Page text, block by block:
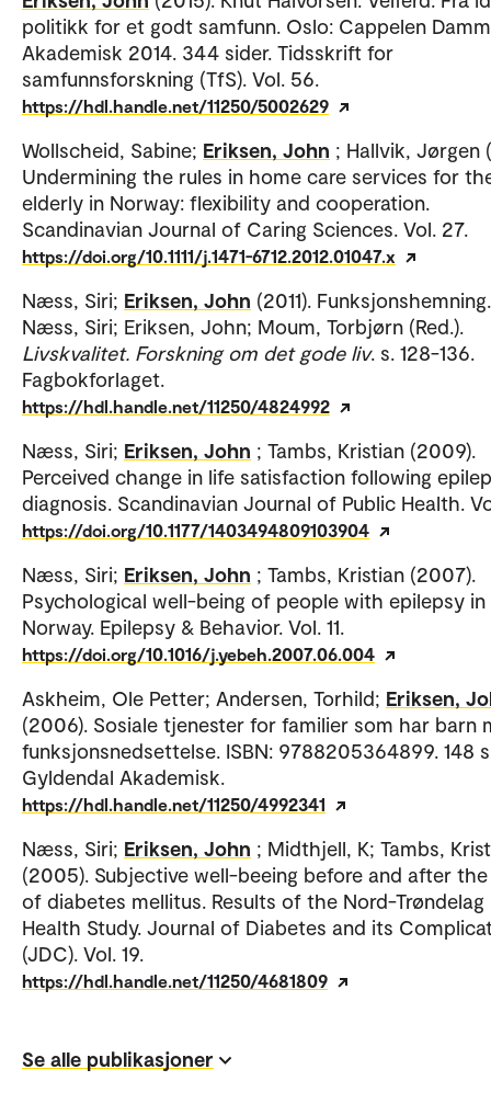
politikk for et godt samfunn. Oslo: Cappelen Damm
Akademisk 2014. 344 sider. Tidsskrift for
samfunnsforskning (TfS). Vol. 56.
https://hdl.handle.net/11250/5002629
Wollscheid, Sabine; Eriksen, John ; Hallvik, Jørgen
Undermining the rules in home care services for
elderly in Norway: flexibility and cooperation.
Scandinavian Journal of Caring Sciences. Vol. 27.
https://doi.org/10.1111/j.1471-6712.2012.01047.x
Næss, Siri; Eriksen, John (2011). Funksjonshemning.
Næss, Siri; Eriksen, John; Moum, Torbjørn (Red.).
Livskvalitet. Forskning om det gode liv. s. 128-136.
Fagbokforlaget.
https://hdl.handle.net/11250/4824992
Næss, Siri; Eriksen, John ; Tambs, Kristian (2009).
Perceived change in life satisfaction following
diagnosis. Scandinavian Journal of Public Health.
https://doi.org/10.1177/1403494809103904
Næss, Siri; Eriksen, John ; Tambs, Kristian (2007).
Psychological well-being of people with epilepsy in
Norway. Epilepsy & Behavior. Vol. 11.
https://doi.org/10.1016/j.yebeh.2007.06.004
Askheim, Ole Petter; Andersen, Torhild; Eriksen,
(2006). Sosiale tjenester for familier som har barn
funksjonsnedsettelse. ISBN: 9788205364899. 148
Gyldendal Akademisk.
https://hdl.handle.net/11250/4992341
Næss, Siri; Eriksen, John ; Midthjell, K; Tambs,
(2005). Subjective well-beeing before and after
of diabetes mellitus. Results of the Nord-Trøndelag
Health Study. Journal of Diabetes and its
(JDC). Vol. 19.
https://hdl.handle.net/11250/4681809
Se alle publikasjoner